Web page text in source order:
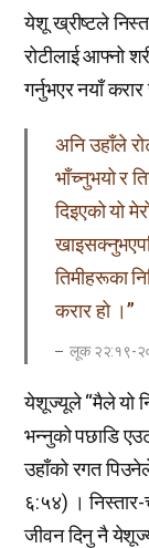
येशू ख्रीष्टले
रोटीलाई आफ्नो
गर्नुभएर नयाँ करार
अनि उहाँले
भाँच्नुभयो र
दिइएको यो
तिमीहरूका
करार हो ।”
लूक २२:१९-
येशूज्यूले “मैले यो
भन्नुको पछाडि
उहाँको रगत
६:५४) । निस्तार-
जीवन दिनु नै